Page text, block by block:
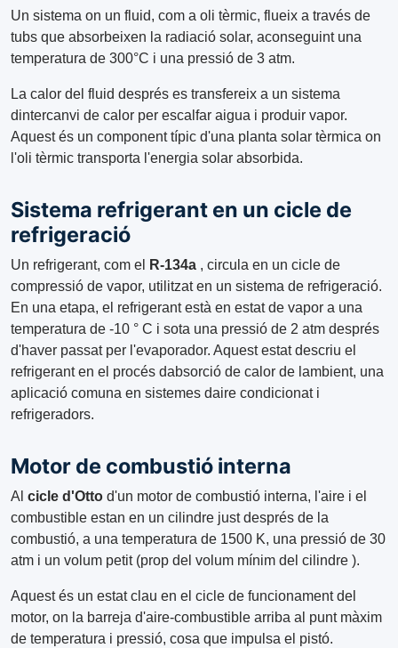
Un sistema on un fluid, com a oli tèrmic, flueix a través de
tubs que absorbeixen la radiació solar, aconseguint una
temperatura de 300°C i una pressió de 3 atm.
La calor del fluid després es transfereix a un sistema
dintercanvi de calor per escalfar aigua i produir vapor.
Aquest és un component típic d'una planta solar tèrmica on
l'oli tèrmic transporta l'energia solar absorbida.
Sistema refrigerant en un cicle de
refrigeració
Un refrigerant, com el R-134a , circula en un cicle de
compressió de vapor, utilitzat en un sistema de refrigeració.
En una etapa, el refrigerant està en estat de vapor a una
temperatura de -10 ° C i sota una pressió de 2 atm després
d'haver passat per l'evaporador. Aquest estat descriu el
refrigerant en el procés dabsorció de calor de lambient, una
aplicació comuna en sistemes daire condicionat i
refrigeradors.
Motor de combustió interna
Al cicle d'Otto d'un motor de combustió interna, l'aire i el
combustible estan en un cilindre just després de la
combustió, a una temperatura de 1500 K, una pressió de 30
atm i un volum petit (prop del volum mínim del cilindre ).
Aquest és un estat clau en el cicle de funcionament del
motor, on la barreja d'aire-combustible arriba al punt màxim
de temperatura i pressió, cosa que impulsa el pistó.